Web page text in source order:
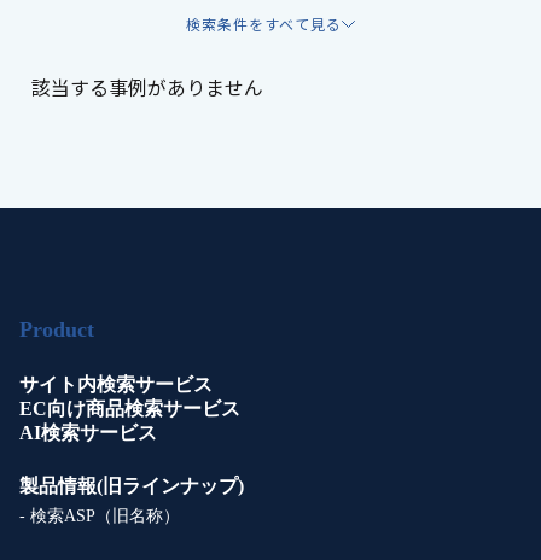
検索条件をすべて見る
該当する事例がありません
Product
サイト内検索サービス
EC向け商品検索サービス
AI検索サービス
製品情報(旧ラインナップ)
- 検索ASP（旧名称）